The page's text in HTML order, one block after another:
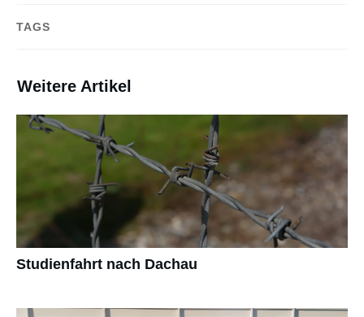
TAGS
Weitere Artikel
Studienfahrt nach Dachau